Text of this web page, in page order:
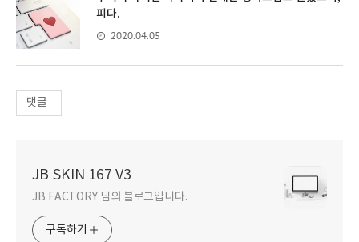
피다.
2020.04.05
댓글
JB SKIN 167 V3
JB FACTORY 님의 블로그입니다.
구독하기